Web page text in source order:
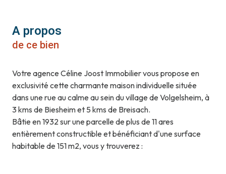
A propos
de ce bien
Votre agence Céline Joost Immobilier vous propose en
exclusivité cette charmante maison individuelle située
dans une rue au calme au sein du village de Volgelsheim, à
3 kms de Biesheim et 5 kms de Breisach.
Bâtie en 1932 sur une parcelle de plus de 11 ares
entièrement constructible et bénéficiant d'une surface
habitable de 151 m2, vous y trouverez :